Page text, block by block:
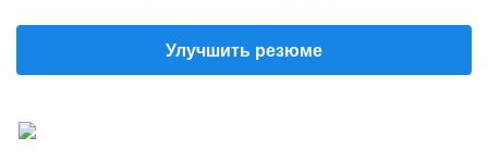
Улучшить резюме